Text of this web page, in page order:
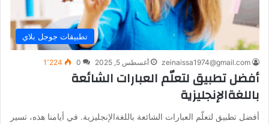
تطبيقات جوجل بلاي
zeinaissa1974@gmail.com أغسطس 5, 2025 0 1٬224
أفضل تطبيق لتعلّم العبارات الشائعة
باللغةالإنجليزية
أفضل تطبيق لتعلّم العبارات الشائعة باللغةالإنجليزية. في أيامنا هذه، تسير